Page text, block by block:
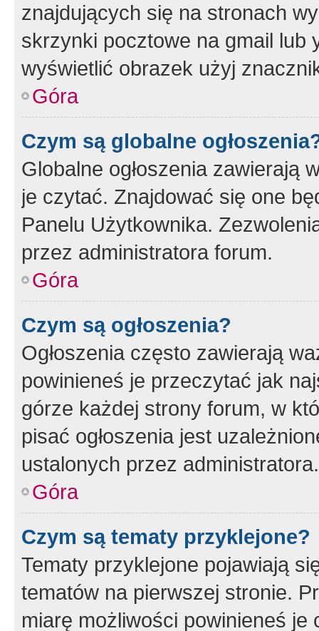
znajdujących się na stronach
skrzynki pocztowe na gmail lub
wyświetlić obrazek użyj
Góra
Czym są globalne
Globalne ogłoszenia zawierają
je czytać. Znajdować się one
Panelu Użytkownika.
przez administratora forum.
Góra
Czym są ogłoszenia?
Ogłoszenia często zawierają
powinieneś je przeczytać jak
górze każdej strony forum, w
pisać ogłoszenia jest
ustalonych przez administratora.
Góra
Czym są tematy przyklejone?
Tematy przyklejone pojawiają
tematów na pierwszej stronie.
miarę możliwości powinieneś je